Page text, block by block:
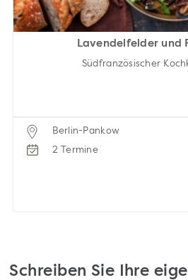
Lavendelfelder und
Südfranzösischer
Berlin-Pankow
2 Termine
Schreiben Sie Ihre